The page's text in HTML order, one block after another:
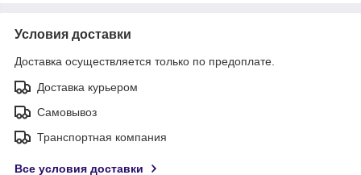
Условия доставки
Доставка осуществляется только по предоплате.
Доставка курьером
Самовывоз
Транспортная компания
Все условия доставки